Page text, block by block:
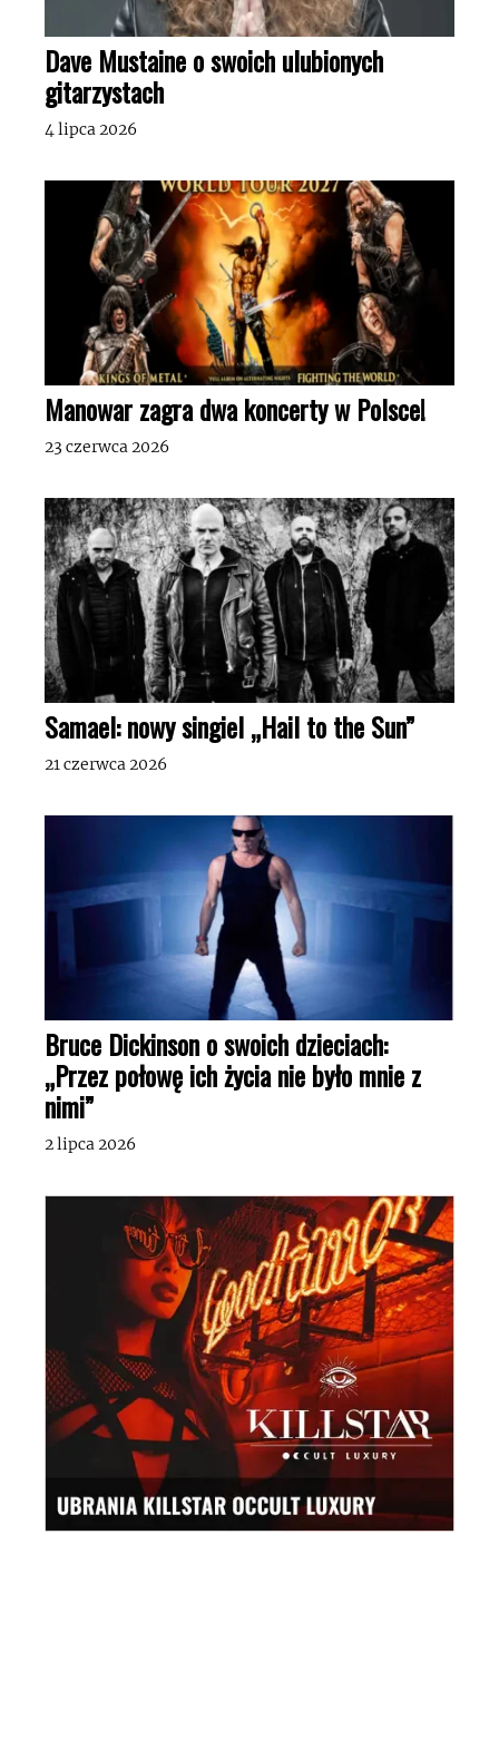
Dave Mustaine o swoich ulubionych
gitarzystach
4 lipca 2026
Manowar zagra dwa koncerty w Polsce!
23 czerwca 2026
Samael: nowy singiel „Hail to the Sun”
21 czerwca 2026
Bruce Dickinson o swoich dzieciach:
„Przez połowę ich życia nie było mnie z
nimi”
2 lipca 2026